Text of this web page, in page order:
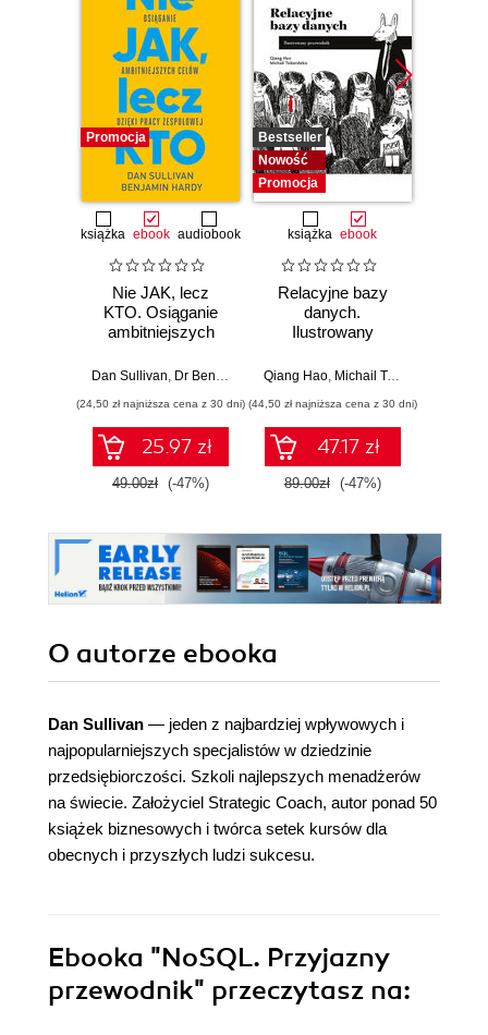
Promocja
książka ebook audiobook
Nie JAK, lecz
KTO. Osiąganie
ambitniejszych
zespołowej
Dan Sullivan Dr Benjamin Hardy
(24,50 zł najniższa cena z 30 dni)
25.97 zł
49.00zł (-47%)
Bestseller
Nowość
Promocja
książka ebook
Relacyjne bazy
danych.
Ilustrowany
Qiang Hao, Michail Tsikerdekis
(44,50 zł najniższa cena z 30 dni)
47.17 zł
89.00zł (-47%)
O autorze ebooka
Dan Sullivan — jeden z najbardziej wpływowych i
najpopularniejszych specjalistów w dziedzinie
przedsiębiorczości. Szkoli najlepszych menadżerów
na świecie. Założyciel Strategic Coach, autor ponad 50
książek biznesowych i twórca setek kursów dla
obecnych i przyszłych ludzi sukcesu.
Ebooka "NoSQL. Przyjazny
przewodnik" przeczytasz na: